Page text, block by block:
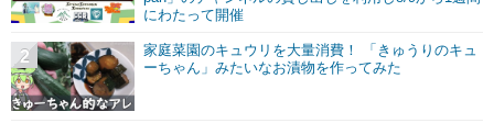
にわたって開催
家庭菜園のキュウリを大量消費！ 「きゅうりのキュ
ーちゃん」みたいなお漬物を作ってみた
2